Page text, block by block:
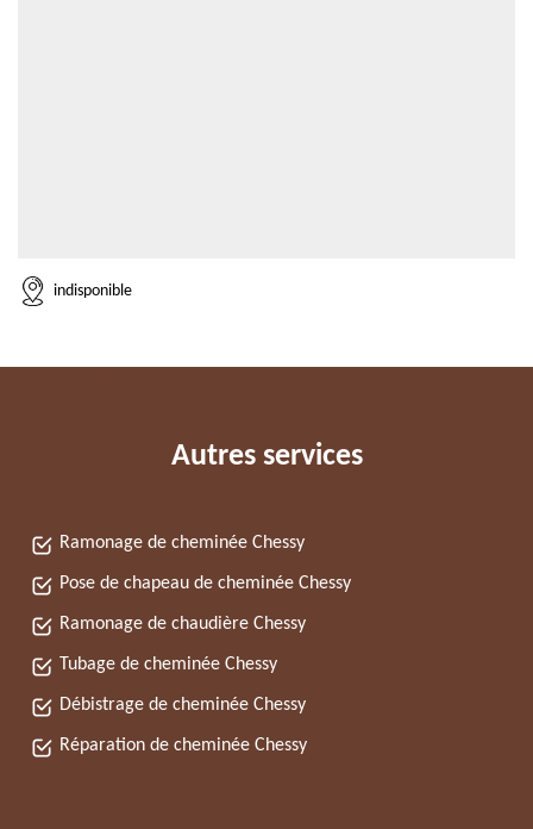
indisponible
Autres services
Ramonage de cheminée Chessy
Pose de chapeau de cheminée Chessy
Ramonage de chaudière Chessy
Tubage de cheminée Chessy
Débistrage de cheminée Chessy
Réparation de cheminée Chessy